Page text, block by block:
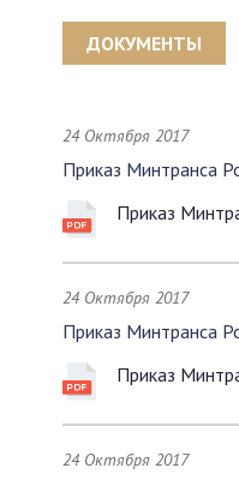
ДОКУМЕНТЫ
24 Октября 2017
Приказ Минтранса
Приказ
24 Октября 2017
Приказ Минтранса
Приказ
24 Октября 2017